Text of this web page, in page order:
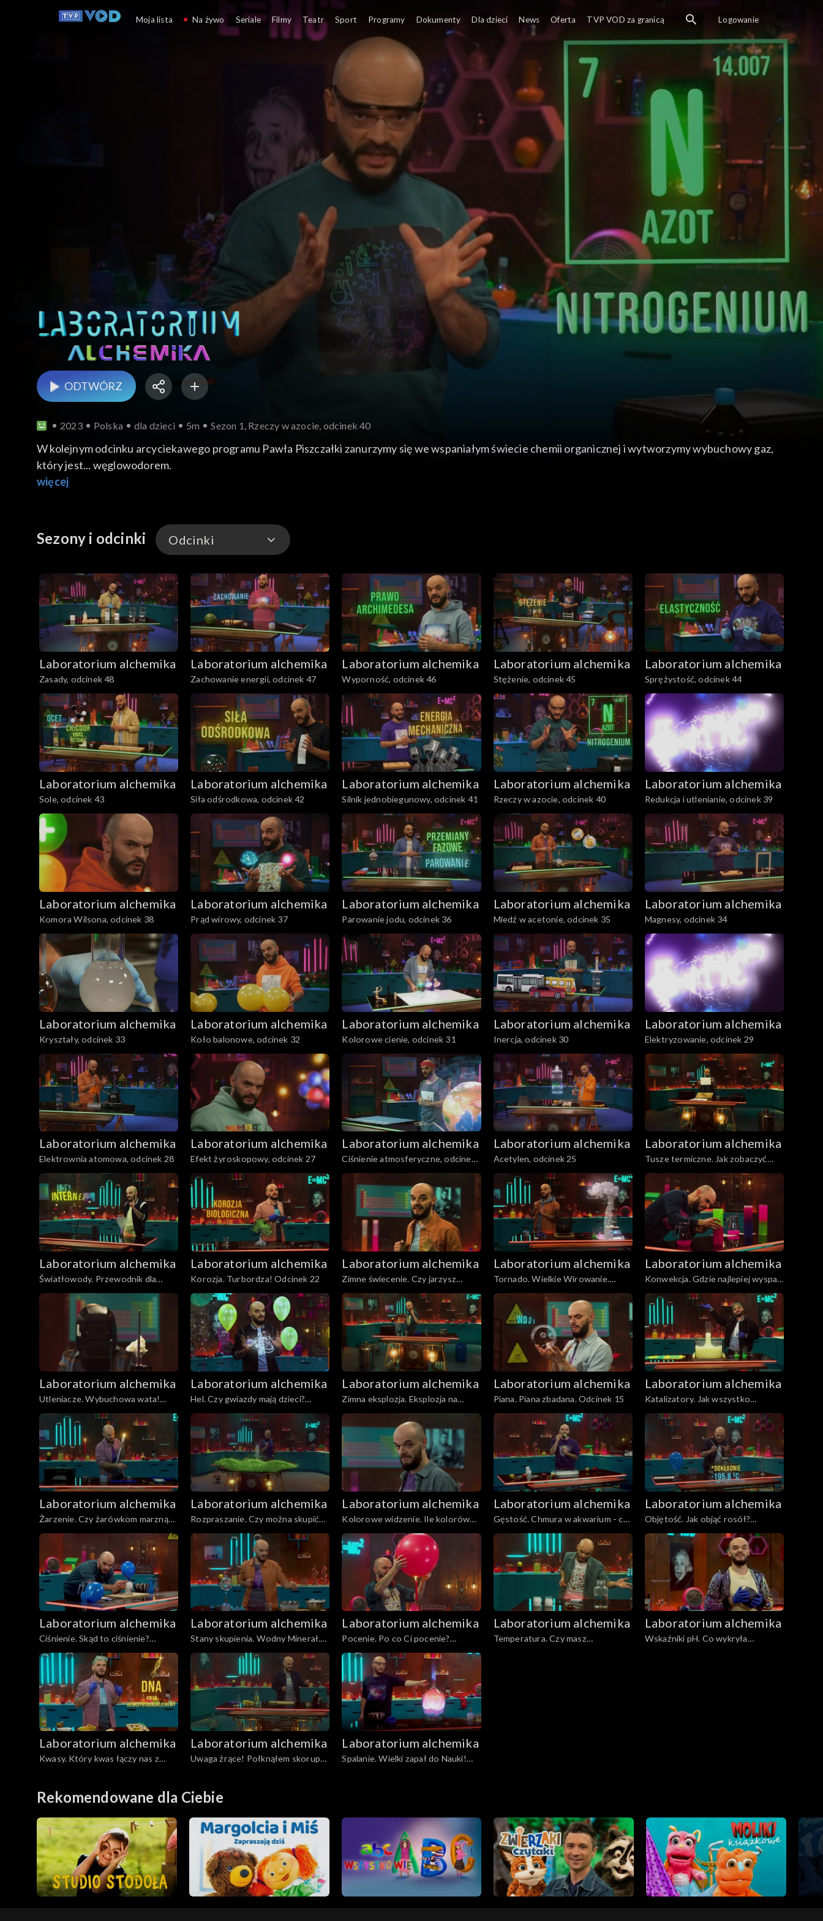
ODTWÓRZ
2023 Polska dla dzieci 5m Sezon 1, Rzeczy w azocie, odcinek 40
W kolejnym odcinku arcyciekawego programu Pawła Piszczałki zanurzymy się we wspaniałym świecie chemii organicznej i wytworzymy wybuchowy gaz,
który jest... węglowodorem.
więcej
Sezony i odcinki Odcinki
Odcinki
Laboratorium alchemika
Zasady, odcinek 48
Laboratorium alchemika
Zachowanie energii, odcinek 47
Laboratorium alchemika
Wyporność, odcinek 46
Laboratorium alchemika
Stężenie, odcinek 45
Laboratorium alchemika
Sprężystość, odcinek 44
Laboratorium alchemika
Sole, odcinek 43
Laboratorium alchemika
Siła odśrodkowa, odcinek 42
Laboratorium alchemika
Silnik jednobiegunowy, odcinek 41
Laboratorium alchemika
Rzeczy w azocie, odcinek 40
Laboratorium alchemika
Redukcja i utlenianie, odcinek 39
Laboratorium alchemika
Komora Wilsona, odcinek 38
Laboratorium alchemika
Prąd wirowy, odcinek 37
Laboratorium alchemika
Parowanie jodu, odcinek 36
Laboratorium alchemika
Miedź w acetonie, odcinek 35
Laboratorium alchemika
Magnesy, odcinek 34
Laboratorium alchemika
Kryształy, odcinek 33
Laboratorium alchemika
Koło balonowe, odcinek 32
Laboratorium alchemika
Kolorowe cienie, odcinek 31
Laboratorium alchemika
Inercja, odcinek 30
Laboratorium alchemika
Elektryzowanie, odcinek 29
Laboratorium alchemika
Elektrownia atomowa, odcinek 28
Laboratorium alchemika
Efekt żyroskopowy, odcinek 27
Laboratorium alchemika
Ciśnienie atmosferyczne, odcinek
26
Laboratorium alchemika
Acetylen, odcinek 25
Laboratorium alchemika
Tusze termiczne. Jak zobaczyć
niewidoczne. Odcinek 24
Laboratorium alchemika
Światłowody. Przewodnik dla
światła. Odcinek 23
Laboratorium alchemika
Korozja. Turbordza! Odcinek 22
Laboratorium alchemika
Zimne świecenie. Czy jarzysz
ultrafiolet?, odcinek 21
Laboratorium alchemika
Tornado. Wielkie Wirowanie.
Odcinek 20
Laboratorium alchemika
Konwekcja. Gdzie najlepiej wyspać
się w łóżku piętrowym? Odcinek
19
Laboratorium alchemika
Utleniacze. Wybuchowa wata!
Odcinek 18
Laboratorium alchemika
Hel. Czy gwiazdy mają dzieci?
Odcinek 17
Laboratorium alchemika
Zimna eksplozja. Eksplozja na
chłodno. Odcinek 16
Laboratorium alchemika
Piana. Piana zbadana. Odcinek 15
Laboratorium alchemika
Katalizatory. Jak wszystko
przyśpieszyć? Odcinek 14
Laboratorium alchemika
Żarzenie. Czy żarówkom marzną
stópki? Odcinek 13
Laboratorium alchemika
Rozpraszanie. Czy można skupić
się na rozpraszaniu? Odcinek 12
Laboratorium alchemika
Kolorowe widzenie. Ile kolorów
ma psia tęcza? Odcinek 11
Laboratorium alchemika
Gęstość. Chmura w akwarium - czy
to możliwe? Odcinek 10
Laboratorium alchemika
Objętość. Jak objąć rosół?
Odcinek 9
Laboratorium alchemika
Ciśnienie. Skąd to ciśnienie?
Odcinek 8
Laboratorium alchemika
Stany skupienia. Wodny Minerał.
Odcinek 7
Laboratorium alchemika
Pocenie. Po co Ci pocenie?
Odcinek 6
Laboratorium alchemika
Temperatura. Czy masz
Laboratorium alchemika
Wskaźniki pH. Co wykryła
Laboratorium alchemika
Kwasy. Który kwas łączy nas z
Laboratorium alchemika
Uwaga żrące! Połknąłem skorupkę
Laboratorium alchemika
Spalanie. Wielki zapał do Nauki!
Rekomendowane dla Ciebie
Moja lista Na żywo Seriale Filmy Teatr Sport Programy Dokumenty Dla dzieci News Oferta TVP VOD za granicą Logowanie